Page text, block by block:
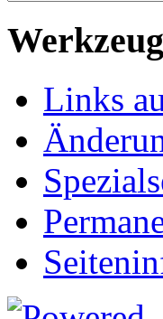
Links